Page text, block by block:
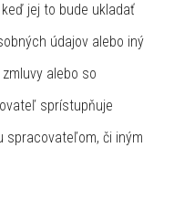
jej to bude ukladať
údajov alebo iný
alebo so
sprístupňuje
spracovateľom, či iným